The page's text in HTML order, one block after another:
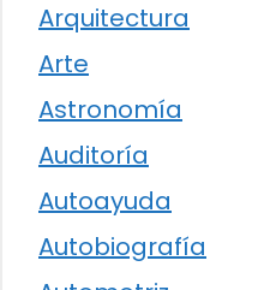
Arquitectura
Arte
Astronomía
Auditoría
Autoayuda
Autobiografía